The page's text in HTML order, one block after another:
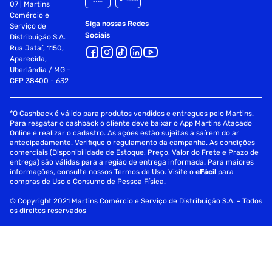
07 | Martins
Comércio e
Serviço de
Distribuição S.A.
Rua Jataí, 1150,
Aparecida,
Uberlândia / MG -
CEP 38400 - 632
Siga nossas Redes
Sociais
*O Cashback é válido para produtos vendidos e entregues pelo Martins.
Para resgatar o cashback o cliente deve baixar o App Martins Atacado
Online e realizar o cadastro. As ações estão sujeitas a saírem do ar
antecipadamente. Verifique o regulamento da campanha. As condições
comerciais (Disponibilidade de Estoque, Preço, Valor do Frete e Prazo de
entrega) são válidas para a região de entrega informada. Para maiores
informações, consulte nossos Termos de Uso. Visite oeFácil para
compras de Uso e Consumo de Pessoa Física.
© Copyright 2021 Martins Comércio e Serviço de Distribuição S.A. - Todos
os direitos reservados